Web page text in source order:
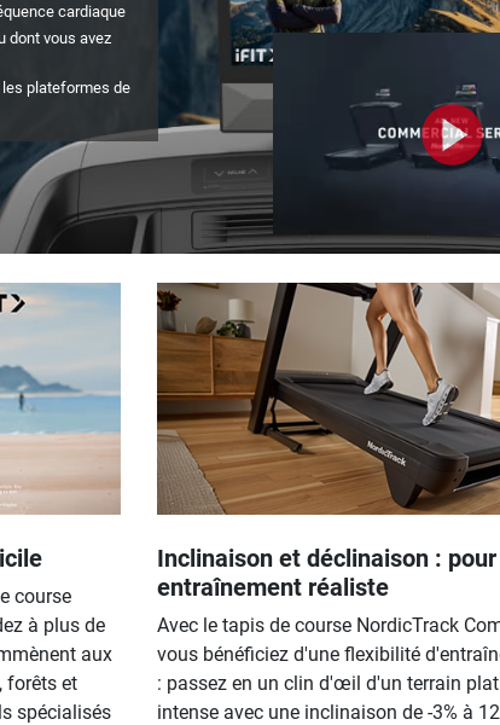
cardiaque
dont vous avez
plateformes de
course
à plus de
aux
forêts et
spécialisés
Inclinaison et déclinaison :
entraînement réaliste
Avec le tapis de course NordicTrack
vous bénéficiez d'une flexibilité
: passez en un clin d'œil d'un terrain
intense avec une inclinaison de -3% à